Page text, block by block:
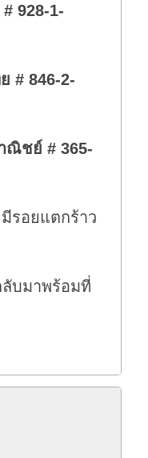
928-1-
# 846-2-
ณิชย์ # 365-
รอยแตกร้าว
บมาพร้อมที่